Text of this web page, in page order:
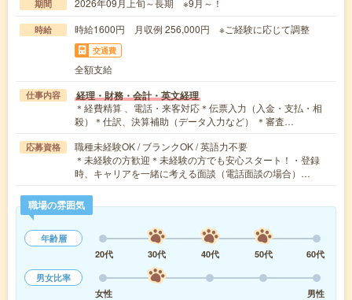
期間 2026年09月上旬～長期 ※9月～！
時給 時給1600円 月収例 256,000円 ※ご経験に応じて調整
交通費
全額支給
仕事内容 経理・財務・会計・英文経理
＊経費精算 、電話・来客対応＊伝票入力（入金・支払・相
殺）＊仕訳、決算補助（データ入力など） ＊審査…
応募資格
職種未経験OK / ブランクOK / 英語力不要
＊未経験の方歓迎＊未経験の方でも安心スタート！・登録
時、キャリアを一緒に考える面談（電話面談の場合）…
職場の雰囲気
年齢層
20代
30代 40代 50代
60代
男女比率
女性
男性